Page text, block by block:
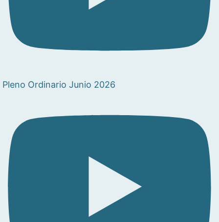
Pleno Ordinario Junio 2026